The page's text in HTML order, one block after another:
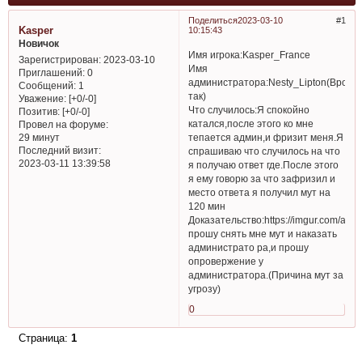
Поделиться 1
2023-03-10
10:15:43
Kasper
Новичок
Зарегистрирован: 2023-03-10
Приглашений:0
Сообщений:1
Уважение: [+0/-0]
Позитив: [+0/-0]
Провел на форуме:
29 минут
Последний визит:
2023-03-11 13:39:58
Имя игрока:Kasper_France
Имя
администратора:Nesty_Lipton(Вроде
так)
Что случилось:Я спокойно
катался,после этого ко мне
тепается админ,и фризит меня.Я
спрашиваю что случилось на что
я получаю ответ где.После этого
я ему говорю за что зафризил и
место ответа я получил мут на
120 мин
Доказательство:https://imgur.com/a/
прошу снять мне мут и наказать
администрато ра,и прошу
опровержение у
администратора.(Причина мут за
угрозу)
0
Страница: 1